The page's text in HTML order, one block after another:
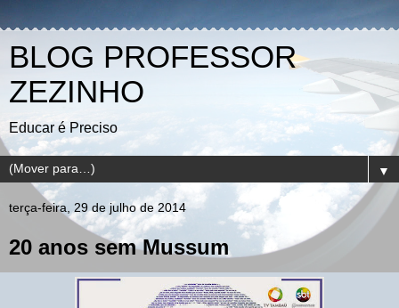
BLOG PROFESSOR
ZEZINHO
Educar é Preciso
▼
terça-feira, 29 de julho de 2014
20 anos sem Mussum